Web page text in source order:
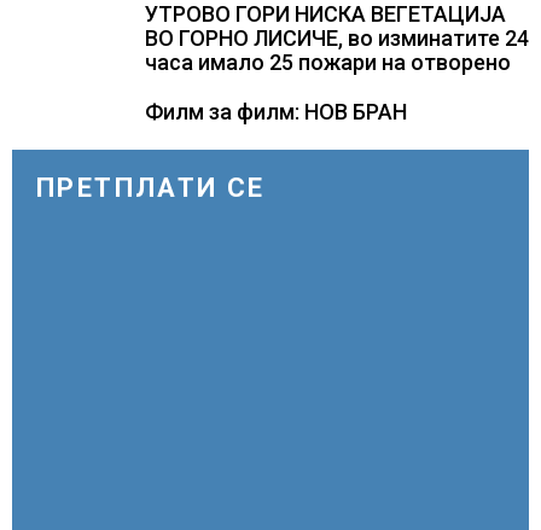
УТРОВО ГОРИ НИСКА ВЕГЕТАЦИЈА
ВО ГОРНО ЛИСИЧЕ, во изминатите 24
часа имало 25 пожари на отворено
Филм за филм: НОВ БРАН
ПРЕТПЛАТИ СЕ